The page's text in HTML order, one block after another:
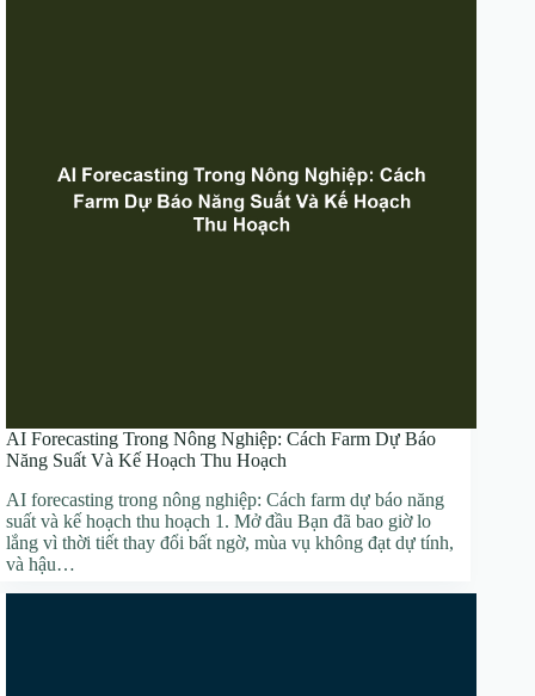
AI Forecasting Trong Nông Nghiệp: Cách Farm Dự Báo
Năng Suất Và Kế Hoạch Thu Hoạch
AI forecasting trong nông nghiệp: Cách farm dự báo năng
suất và kế hoạch thu hoạch 1. Mở đầu Bạn đã bao giờ lo
lắng vì thời tiết thay đổi bất ngờ, mùa vụ không đạt dự tính,
và hậu…